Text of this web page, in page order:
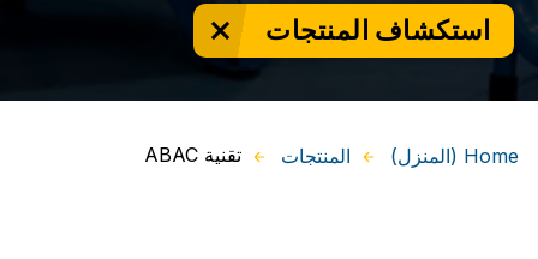
استكشاف المنتجات
Home (المنزل) المنتجات تقنية ABAC